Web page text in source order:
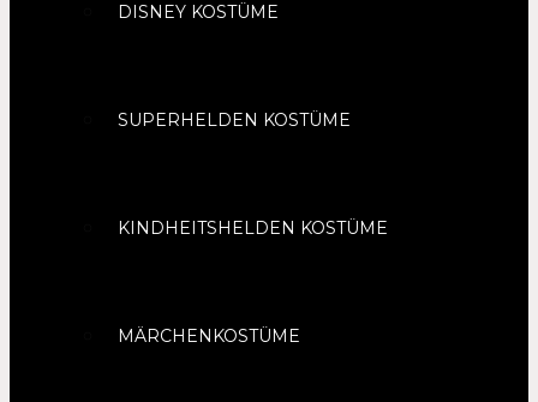
DISNEY KOSTÜME
SUPERHELDEN KOSTÜME
KINDHEITSHELDEN KOSTÜME
MÄRCHENKOSTÜME